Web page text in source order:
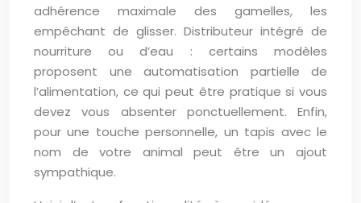
adhérence maximale des gamelles, les
empêchant de glisser. Distributeur intégré de
nourriture ou d’eau : certains modèles
proposent une automatisation partielle de
l’alimentation, ce qui peut être pratique si vous
devez vous absenter ponctuellement. Enfin,
pour une touche personnelle, un tapis avec le
nom de votre animal peut être un ajout
sympathique.